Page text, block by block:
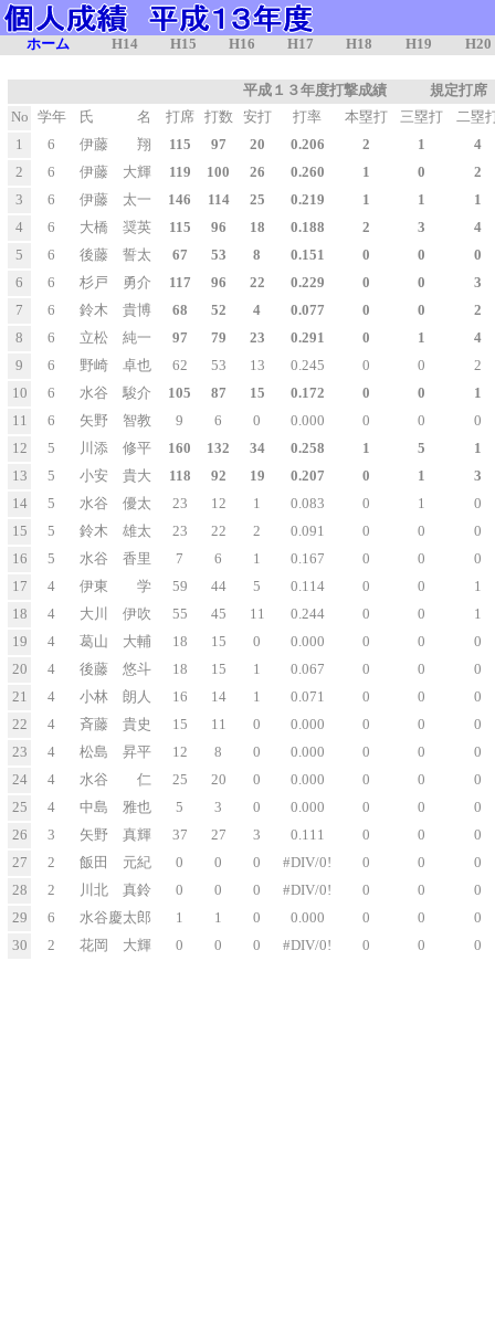
ホーム H14 H15 H16 H17 H18 H19 H20
平成１３年度打撃成績 規定打席
No
学年 氏 名 打席 打数 安打 打率 本塁打 三塁打
二塁
1
6 伊藤 翔 115 97 20 0.206 2 1
4
2
6 伊藤 大輝 119 100 26 0.260 1 0
2
3
6 伊藤 太一 146 114 25 0.219 1 1
1
4
6 大橋 奨英 115 96 18 0.188 2 3
4
5
6 後藤 誓太 67 53 8 0.151 0 0
0
6
6 杉戸 勇介 117 96 22 0.229 0 0
3
7
6 鈴木 貴博 68 52 4 0.077 0 0
2
8
6 立松 純一 97 79 23 0.291 0 1
4
9
6 野崎 卓也 62 53 13 0.245 0 0
2
10
6 水谷 駿介 105 87 15 0.172 0 0
1
11
6 矢野 智教 9 6 0 0.000 0 0
0
12
5 川添 修平 160 132 34 0.258 1 5
1
13
5 小安 貴大 118 92 19 0.207 0 1
3
14
5 水谷 優太 23 12 1 0.083 0 1
0
15
5 鈴木 雄太 23 22 2 0.091 0 0
0
16
5 水谷 香里 7 6 1 0.167 0 0
0
17
4 伊東 学 59 44 5 0.114 0 0
1
18
4 大川 伊吹 55 45 11 0.244 0 0
1
19
4 葛山 大輔 18 15 0 0.000 0 0
0
20
4 後藤 悠斗 18 15 1 0.067 0 0
0
21
4 小林 朗人 16 14 1 0.071 0 0
0
22
4 斉藤 貴史 15 11 0 0.000 0 0
0
23
4 松島 昇平 12 8 0 0.000 0 0
0
24
4 水谷 仁 25 20 0 0.000 0 0
0
25
4 中島 雅也 5 3 0 0.000 0 0
0
26
3 矢野 真輝 37 27 3 0.111 0 0
0
27
2 飯田 元紀 0 0 0 #DIV/0! 0 0
0
28
2 川北 真鈴 0 0 0 #DIV/0! 0 0
0
29
6 水谷慶太郎 1 1 0 0.000 0 0
0
30
2 花岡 大輝 0 0 0 #DIV/0! 0 0 0